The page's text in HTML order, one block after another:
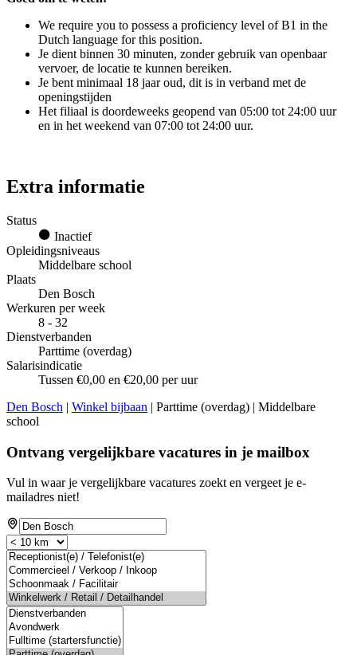
We require you to possess a proficiency level of B1 in the
Dutch language for this position.
Je dient binnen 30 minuten, zonder gebruik van openbaar
vervoer, de locatie te kunnen bereiken.
Je bent minimaal 18 jaar oud, dit is in verband met de
openingstijden
Het filiaal is doordeweeks geopend van 05:00 tot 24:00 uur
en in het weekend van 07:00 tot 24:00 uur.
Extra informatie
Status
Inactief
Opleidingsniveaus
Middelbare school
Plaats
Den Bosch
Werkuren per week
8 - 32
Dienstverbanden
Parttime (overdag)
Salarisindicatie
Tussen €0,00 en €20,00 per uur
Den Bosch | Winkel bijbaan | Parttime (overdag) | Middelbare
school
Ontvang vergelijkbare vacatures in je mailbox
Vul in waar je vergelijkbare vacatures zoekt en vergeet je e-
mailadres niet!